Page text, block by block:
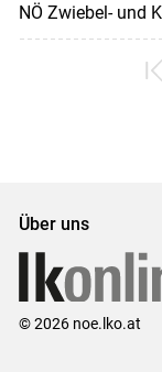
NÖ Zwiebel- und
Über uns
© 2026 noe.lko.at